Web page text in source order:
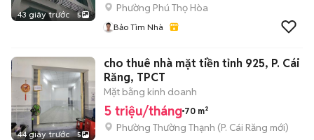
43 giây trước 5
Phường Phú Thọ Hòa
Bảo Tìm Nhà
44 giây trước 5
cho thuê nhà mặt tiền tỉnh 925, P. Cái
Răng, TPCT
Mặt bằng kinh doanh
5 triệu/tháng 70 m²
Phường Thường Thạnh (P. Cái Răng mới)